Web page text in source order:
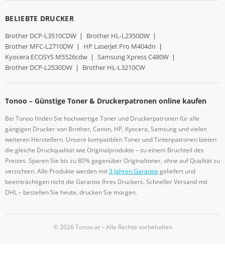
BELIEBTE DRUCKER
Brother DCP-L3510CDW | Brother HL-L2350DW |
Brother MFC-L2710DW | HP LaserJet Pro M404dn |
Kyocera ECOSYS M5526cdw | Samsung Xpress C480W |
Brother DCP-L2530DW | Brother HL-L3210CW
Tonoo – Günstige Toner & Druckerpatronen online kaufen
Bei Tonoo finden Sie hochwertige Toner und Druckerpatronen für alle
gängigen Drucker von Brother, Canon, HP, Kyocera, Samsung und vielen
weiteren Herstellern. Unsere kompatiblen Toner und Tintenpatronen bieten
die gleiche Druckqualität wie Originalprodukte – zu einem Bruchteil des
Preises. Sparen Sie bis zu 80% gegenüber Originaltoner, ohne auf Qualität zu
verzichten. Alle Produkte werden mit3 Jahren Garantiegeliefert und
beeinträchtigen nicht die Garantie Ihres Druckers. Schneller Versand mit
DHL – bestellen Sie heute, drucken Sie morgen.
© 2026 Tonoo.at – Alle Rechte vorbehalten